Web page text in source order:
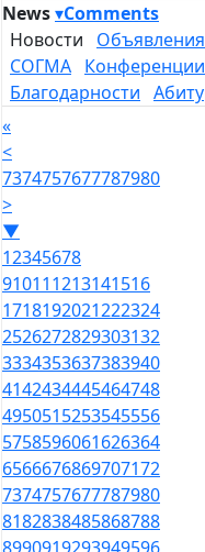
News▾Comments
Новости Объявления
СОГМА Конференции
Благодарности
«
<
7374757677787980
>
▼
12345678
910111213141516
1718192021222324
2526272829303132
3334353637383940
4142434445464748
4950515253545556
5758596061626364
6566676869707172
7374757677787980
8182838485868788